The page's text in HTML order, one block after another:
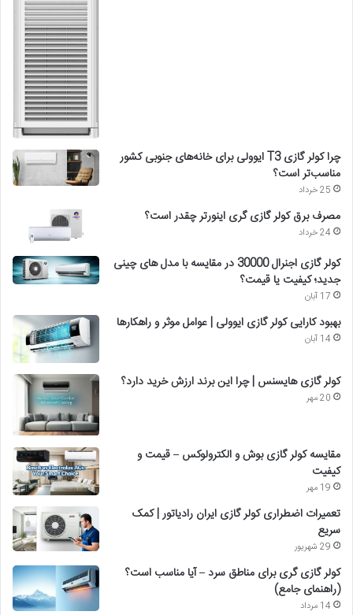
چرا کولر گازی T3 ایوولی برای خانه‌های جنوبی کشور
مناسب‌تر است؟
25 خرداد
مصرف برق کولر گازی گری اینورتر چقدر است؟
24 خرداد
کولر گازی اجنرال 30000 در مقایسه با مدل های چینی
جدید؛ کیفیت یا قیمت؟
17 آبان
بهبود کارایی کولر گازی ایوولی | عوامل موثر و راهکارها
14 آبان
کولر گازی هایسنس | چرا این برند ارزش خرید دارد؟
20 مهر
مقایسه کولر گازی بوش و الکترولوکس – قیمت و
کیفیت
19 مهر
تعمیرات اضطراری کولر گازی ایران رادیاتور | کمک
سریع
29 شهریور
کولر گازی گری برای مناطق سرد – آیا مناسب است؟
(راهنمای جامع)
14 مرداد